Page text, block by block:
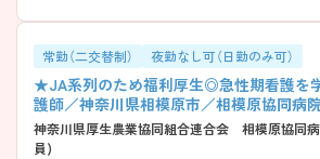
常勤（二交替制） 夜勤なし可（日勤のみ可）
★JA系列のため福利厚生◎急性期看護を
護師／神奈川県相模原市／相模原協同病
神奈川県厚生農業協同組合連合会 相模原協同
員)